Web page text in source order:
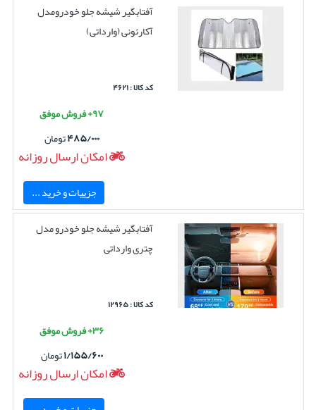
آفتابگیر شیشه جلو خودرومدل
آکارئونی (وارداتی)
کد کالا : ۴۶۲۱
۹۷+ فروش موفق
۴۸۵/۰۰۰تومان
امکان ارسال روزانه
جزییات و خرید ...
آفتابگیر شیشه جلو خودرو مدل
چتری وارداتی
کد کالا : ۱۲۹۶۵
۳۶+ فروش موفق
۱/۱۵۵/۶۰۰تومان
امکان ارسال روزانه